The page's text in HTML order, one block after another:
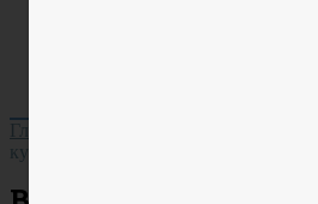
Главная
купли продажи